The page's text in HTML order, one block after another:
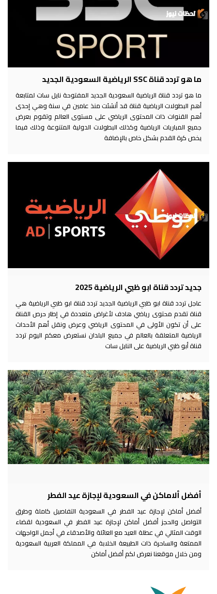
ما هو تردد قناة SSC الرياضية السعودية الجديد
ما هو تردد قناة الرياضية السعودية الجديد المفتوحة نايل سات لمتابعة
أهم البطولات الرياضية قناة قد أنشئت منذ عامين في سنة وهي إحدى
أهم القنوات ذات المحتوى الرياضي على مستوى العالم وتقوم بعرض
جميع المباريات الرياضية وكذلك البطولات الدولية المتنوعة وذلك فيما
يخص كرة القدم بشكل خاص بالإضافة
جديد تردد قناة ابو ظبي الرياضية 2025
عاجل تردد قناة ابو ظبي الرياضية الجديد تردد قناة ابو ظبي الرياضية هي
قناة تقدم محتوى رياضي هادف لأغراض متعددة في إطار حرص القناة
على أن تكون الأولى في المحتوى الرياضي وعرض ونقل أهم الأحداث
الرياضية المتعلقة بالعالم في جميع البلدان نستعرض معكم اليوم تردد
قناة أبو ظبي الرياضية على النايل سات
أفضل ألاماكن في السعودية لإجازة عيد الفطر
أفضل أماكن لإجازة عيد الفطر في السعودية التفاصيل كاملة وطرق
التواصل والحجز أفضل أماكن لإجازة عيد الفطر في السعودية لقضاء
الوقت المثالي في عطلة العيد مع العائلة والأصدقاء في أجمل الواجهات
الممتعة والساحرة ذات الطبيعة الخلابة في المملكة العربية السعودية
ومن خلال موقعنا نعرض لكم أفضل أماكن